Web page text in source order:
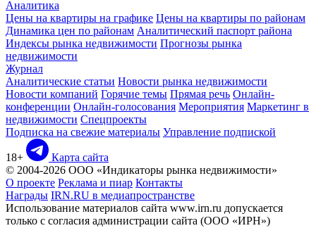
Аналитика
Цены на квартиры на графике Цены на квартиры по районам
Динамика цен по районам Аналитический паспорт района
Индексы рынка недвижимости Прогнозы рынка
недвижимости
Журнал
Аналитические статьи Новости рынка недвижимости
Новости компаний Горячие темы Прямая речь Онлайн-
конференции Онлайн-голосования Мероприятия Маркетинг в
недвижимости Спецпроекты
Подписка на свежие материалы Управление подпиской
18+
Карта сайта
© 2004-2026 ООО «Индикаторы рынка недвижимости»
О проекте Реклама и пиар Контакты
Награды IRN.RU в медиапространстве
Использование материалов сайта www.irn.ru допускается
только с согласия администрации сайта (ООО «ИРН»)